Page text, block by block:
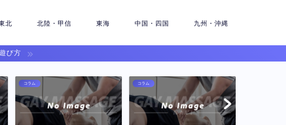
北 北陸・甲信 東海 中国・四国 九州・沖縄
び方
コラム コラム